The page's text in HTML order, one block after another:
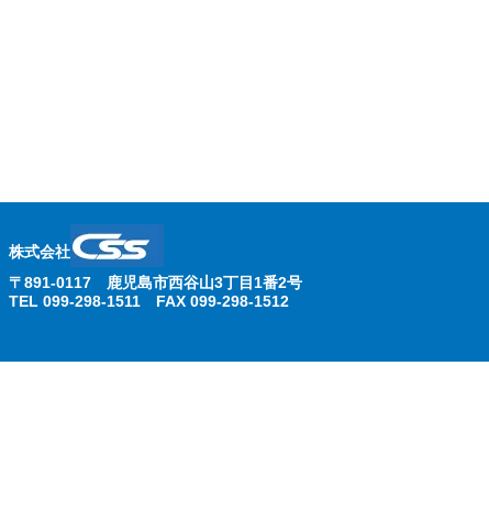
株式会社
〒891-0117 鹿児島市西谷山3丁目1番2号
TEL 099-298-1511 FAX 099-298-1512